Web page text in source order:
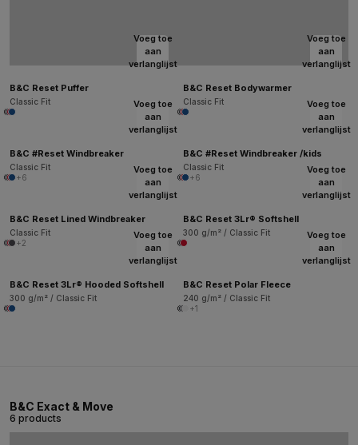
Voeg toe
aan
verlanglijst
B&C Reset Puffer
Classic Fit
Voeg toe
aan
verlanglijst
B&C Reset Bodywarmer
Classic Fit
Voeg toe
aan
verlanglijst
B&C #Reset Windbreaker
Classic Fit
+6
Voeg toe
aan
verlanglijst
B&C #Reset Windbreaker /kids
Classic Fit
+6
Voeg toe
aan
verlanglijst
B&C Reset Lined Windbreaker
Classic Fit
+2
Voeg toe
aan
verlanglijst
B&C Reset 3Lr® Softshell
300 g/m² / Classic Fit
Voeg toe
aan
verlanglijst
B&C Reset 3Lr® Hooded Softshell
300 g/m² / Classic Fit
Voeg toe
aan
verlanglijst
B&C Reset Polar Fleece
240 g/m² / Classic Fit
+1
B&C Exact & Move
6 products